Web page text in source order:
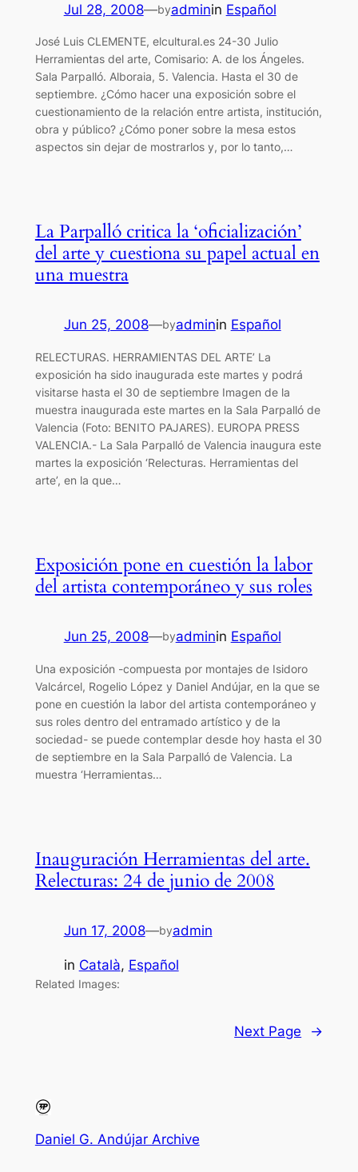
Jul 28, 2008—byadminin Español
José Luis CLEMENTE, elcultural.es 24-30 Julio
Herramientas del arte, Comisario: A. de los Ángeles.
Sala Parpalló. Alboraia, 5. Valencia. Hasta el 30 de
septiembre. ¿Cómo hacer una exposición sobre el
cuestionamiento de la relación entre artista, institución,
obra y público? ¿Cómo poner sobre la mesa estos
aspectos sin dejar de mostrarlos y, por lo tanto,…
La Parpalló critica la ‘oficialización’
del arte y cuestiona su papel actual en
una muestra
Jun 25, 2008—byadminin Español
RELECTURAS. HERRAMIENTAS DEL ARTE’ La
exposición ha sido inaugurada este martes y podrá
visitarse hasta el 30 de septiembre Imagen de la
muestra inaugurada este martes en la Sala Parpalló de
Valencia (Foto: BENITO PAJARES). EUROPA PRESS
VALENCIA.- La Sala Parpalló de Valencia inaugura este
martes la exposición ‘Relecturas. Herramientas del
arte’, en la que…
Exposición pone en cuestión la labor
del artista contemporáneo y sus roles
Jun 25, 2008—byadminin Español
Una exposición -compuesta por montajes de Isidoro
Valcárcel, Rogelio López y Daniel Andújar, en la que se
pone en cuestión la labor del artista contemporáneo y
sus roles dentro del entramado artístico y de la
sociedad- se puede contemplar desde hoy hasta el 30
de septiembre en la Sala Parpalló de Valencia. La
muestra ‘Herramientas…
Inauguración Herramientas del arte.
Relecturas: 24 de junio de 2008
Jun 17, 2008—byadmin
in Català, Español
Related Images:
Next Page →
Daniel G. Andújar Archive